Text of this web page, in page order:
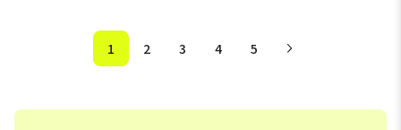
1 2 3 4 5